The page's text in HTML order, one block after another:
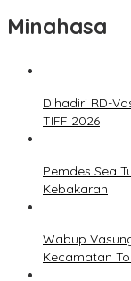
Minahasa
Dihadiri RD-
TIFF 2026
Pemdes Sea
Kebakaran
Wabup
Kecamatan